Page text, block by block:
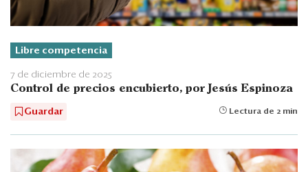
Libre competencia
7 de diciembre de 2025
Control de precios encubierto, por Jesús Espinoza
Guardar Lectura de 2 min